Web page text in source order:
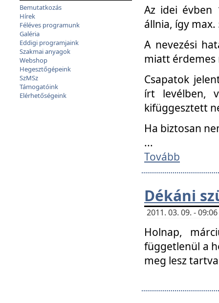
Bemutatkozás
Hírek
Féléves programunk
Galéria
Eddigi programjaink
Szakmai anyagok
Webshop
Hegesztőgépeink
SzMSz
Támogatóink
Elérhetőségeink
Az idei évben
állnia, így
A nevezési
miatt érdemes
Csapatok
írt levélben,
kifüggesztett
Ha biztosan
...
Tovább
Dékáni
2011. 03. 09. -
Holnap,
függetlenül a
meg lesz